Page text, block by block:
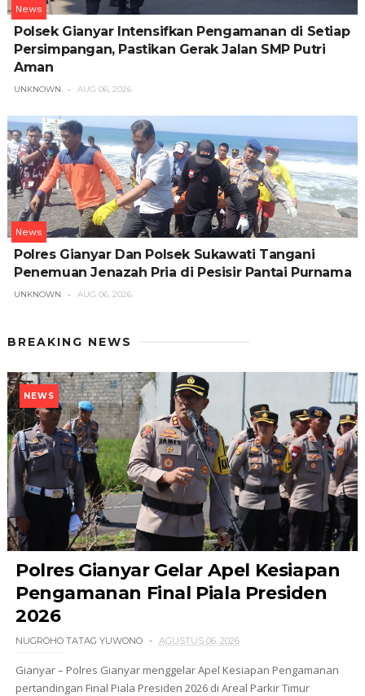
News
Polsek Gianyar Intensifkan Pengamanan di Setiap
Persimpangan, Pastikan Gerak Jalan SMP Putri
Aman
UNKNOWN AUG 06, 2026
News
Polres Gianyar Dan Polsek Sukawati Tangani
Penemuan Jenazah Pria di Pesisir Pantai Purnama
UNKNOWN AUG 06, 2026
BREAKING NEWS
NEWS
Polres Gianyar Gelar Apel Kesiapan
Pengamanan Final Piala Presiden
2026
NUGROHO TATAG YUWONO AGUSTUS 06, 2026
Gianyar – Polres Gianyar menggelar Apel Kesiapan Pengamanan
pertandingan Final Piala Presiden 2026 di Areal Parkir Timur